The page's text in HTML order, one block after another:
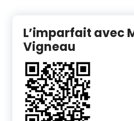
L’imparfait avec
Vigneau